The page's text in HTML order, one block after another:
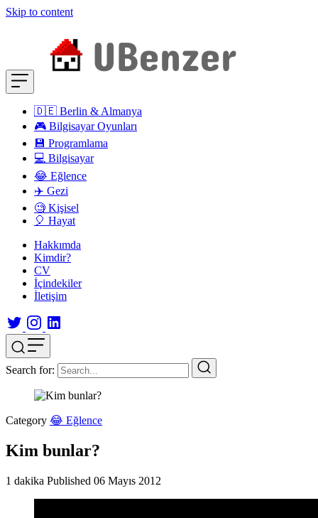
Skip to content
🇩🇪 Berlin & Almanya
🎮 Bilgisayar Oyunları
💾 Programlama
💻 Bilgisayar
😂 Eğlence
✈️ Gezi
🧐 Kişisel
🎈 Hayat
Hakkımda
Kimdir?
CV
İçindekiler
İletişim
Search for:
Category 😂 Eğlence
Kim bunlar?
1 dakika Published 06 Mayıs 2012